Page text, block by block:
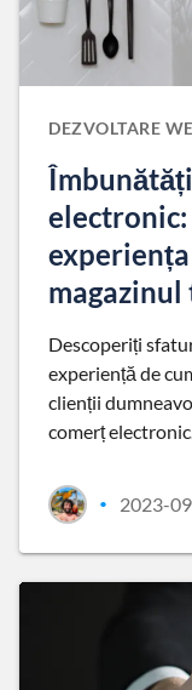
DEZVOLTARE
Descoperiți
experiență de
clienții
comerț
• 2023-